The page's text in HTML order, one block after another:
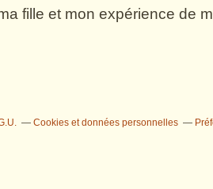
fille et mon expérience de
Cookies et données personnelles